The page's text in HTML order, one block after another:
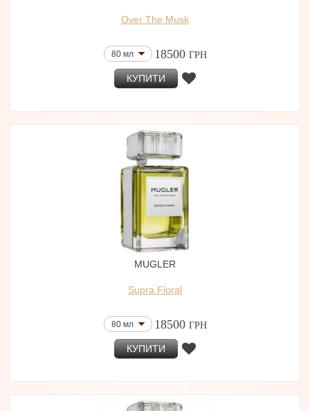
Over The Musk
80 мл 18500 ГРН
КУПИТИ
MUGLER
Supra Floral
80 мл 18500 ГРН
КУПИТИ